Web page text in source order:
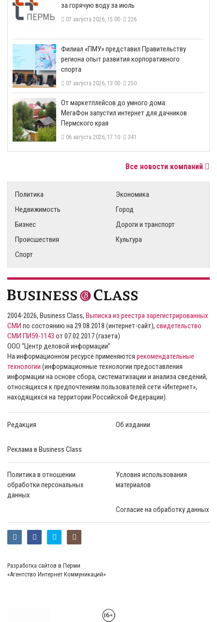
за горячую воду за июль
07 августа 2026, 15:00 226
​Филиал «ПМУ» представил Правительству
региона опыт развития корпоративного
спорта
07 августа 2026, 13:00 250
От маркетплейсов до умного дома:
МегаФон запустил интернет для дачников
Пермского края
06 августа 2026, 17:10 341
Все новости компаний
Политика
Экономика
Недвижимость
Город
Бизнес
Дороги и транспорт
Происшествия
Культура
Спорт
2004-2026, Business Class, Выписка из реестра зарегистрированных
СМИ по состоянию на 29.08.2018 (интернет-сайт), свидетельство
СМИ ПИ59-1143 от 07.02.2017 (газета)
ООО “Центр деловой информации”
На информационном ресурсе применяются рекомендательные
технологии (информационные технологии предоставления
информации на основе сбора, систематизации и анализа сведений,
относящихся к предпочтениям пользователей сети «Интернет»,
находящихся на территории Российской Федерации).
Редакция Об издании
Реклама в Business Class
Политика в отношении
обработки персональных
данных
Условия использования
материалов
Согласие на обработку данных
Разработка сайтов в Перми
«Агентство Интернет Коммуникаций»